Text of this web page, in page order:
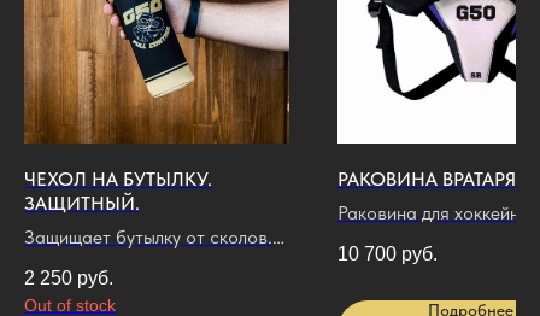
ЧЕХОЛ НА БУТЫЛКУ.
ЗАЩИТНЫЙ.
Защищает бутылку от сколов.
2 250 руб.
Out of stock
РАКОВИНА ВРАТАРЯ
Раковина для
10 700 руб.
Подробнее